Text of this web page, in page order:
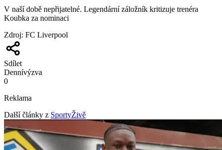
V naší době nepřijatelné. Legendární záložník kritizuje trenéra
Koubka za nominaci
Zdroj: FC Liverpool
Sdílet
Dennívýzva
0
Reklama
Další články z SportyŽivě